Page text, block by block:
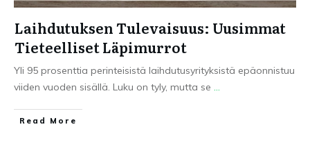
Laihdutuksen Tulevaisuus: Uusimmat
Tieteelliset Läpimurrot
Yli 95 prosenttia perinteisistä laihdutusyrityksistä epäonnistuu
viiden vuoden sisällä. Luku on tyly, mutta se ...
Read More